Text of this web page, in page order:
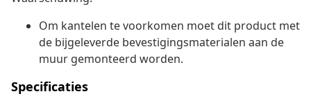
Om kantelen te voorkomen moet dit product met
de bijgeleverde bevestigingsmaterialen aan de
muur gemonteerd worden.
Specificaties